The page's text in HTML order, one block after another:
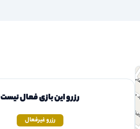
رزرو این بازی فعال نیست
رزرو غیرفعال